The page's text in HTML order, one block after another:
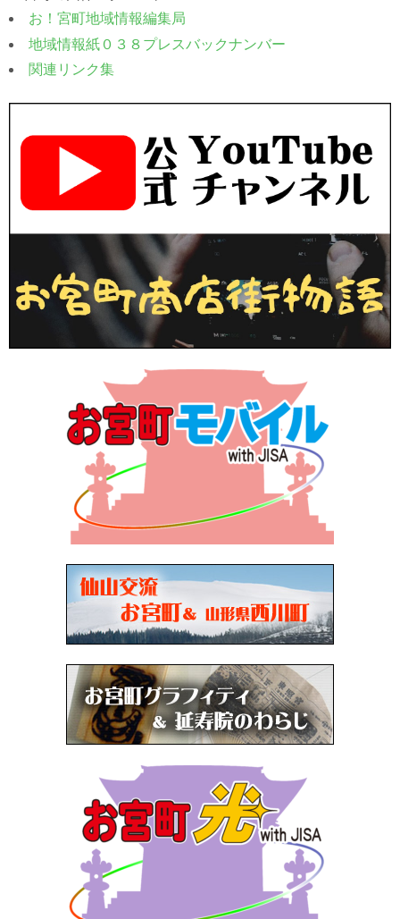
お！宮町地域情報編集局
地域情報紙０３８プレスバックナンバー
関連リンク集